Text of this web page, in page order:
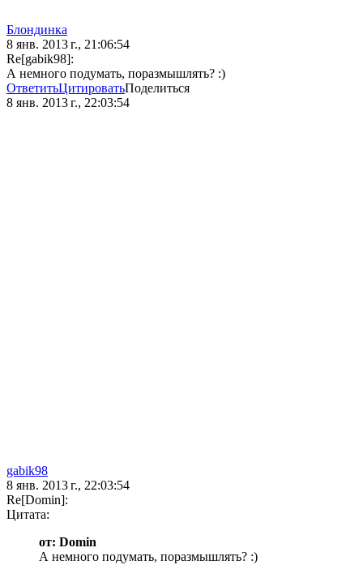
Блoндинка
8 янв. 2013 г., 21:06:54
Re[gabik98]:
А немного подумать, поразмышлять? :)
ОтветитьЦитироватьПоделиться
8 янв. 2013 г., 22:03:54
gabik98
8 янв. 2013 г., 22:03:54
Re[Domin]:
Цитата:
от: Domin
А немного подумать, поразмышлять? :)